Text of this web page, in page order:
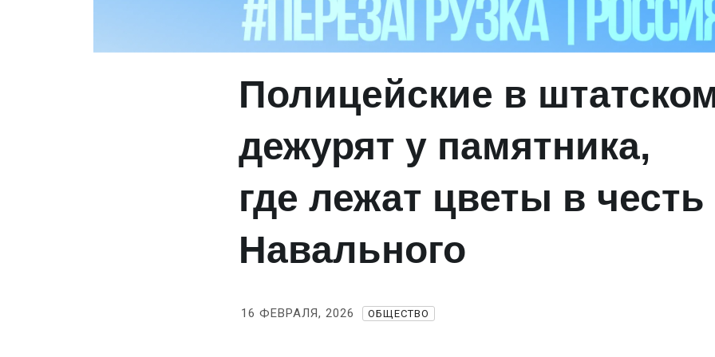
Полицейские в
дежурят у памятника,
где лежат цветы в честь
Навального
16 ФЕВРАЛЯ, 2026 ОБЩЕСТВО